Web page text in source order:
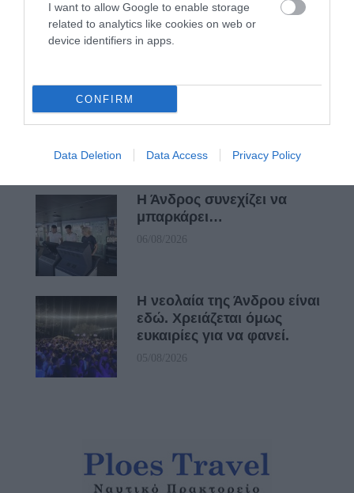
I want to allow Google to enable storage
related to analytics like cookies on web or
device identifiers in apps.
CONFIRM
Data Deletion Data Access Privacy Policy
ΠΑΝΗΓΥΡΙ ΤΗΣ ΑΝΔΡΟΥ:
Του Σωτήρος στην Άρνη!…
ΜΕΡΕΣ» ΕΙΝΑΙ ΜΠΡΟΣΤΑ:
το λιμάνι της Ραφήνας…
Η Άνδρος συνεχίζει να
μπαρκάρει…
06/08/2026
Η νεολαία της Άνδρου είναι
εδώ. Χρειάζεται όμως
ευκαιρίες για να φανεί.
05/08/2026